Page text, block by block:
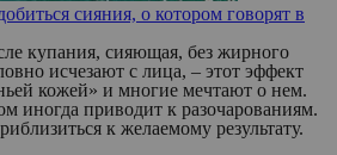
сияния, о котором говорят в
купания, сияющая, без жирного
исчезают с лица, – этот эффект
кожей» и многие мечтают о нем.
иногда приводит к разочарованиям.
к желаемому результату.